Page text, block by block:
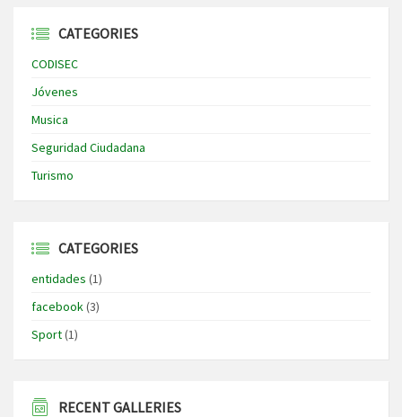
CATEGORIES
CODISEC
Jóvenes
Musica
Seguridad Ciudadana
Turismo
CATEGORIES
entidades (1)
facebook(3)
Sport(1)
RECENT GALLERIES